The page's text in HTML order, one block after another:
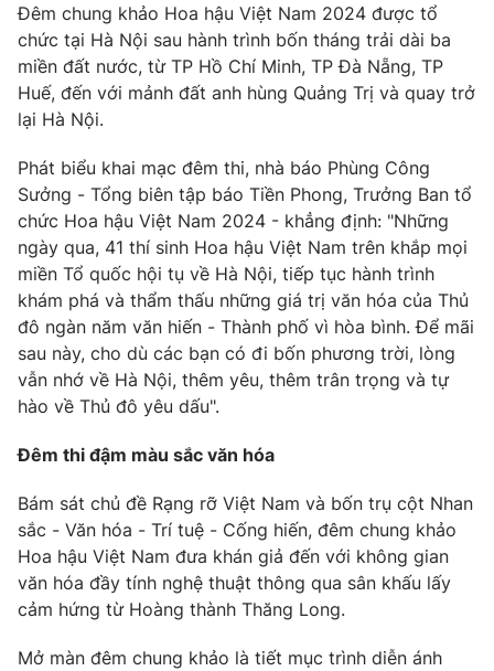
Đêm chung khảo Hoa hậu Việt Nam 2024 được tổ
chức tại Hà Nội sau hành trình bốn tháng trải dài ba
miền đất nước, từ TP Hồ Chí Minh, TP Đà Nẵng, TP
Huế, đến với mảnh đất anh hùng Quảng Trị và quay trở
lại Hà Nội.
Phát biểu khai mạc đêm thi, nhà báo Phùng Công
Sưởng - Tổng biên tập báo Tiền Phong, Trưởng Ban tổ
chức Hoa hậu Việt Nam 2024 - khẳng định: "Những
ngày qua, 41 thí sinh Hoa hậu Việt Nam trên khắp mọi
miền Tổ quốc hội tụ về Hà Nội, tiếp tục hành trình
khám phá và thẩm thấu những giá trị văn hóa của Thủ
đô ngàn năm văn hiến - Thành phố vì hòa bình. Để mãi
sau này, cho dù các bạn có đi bốn phương trời, lòng
vẫn nhớ về Hà Nội, thêm yêu, thêm trân trọng và tự
hào về Thủ đô yêu dấu".
Đêm thi đậm màu sắc văn hóa
Bám sát chủ đề Rạng rỡ Việt Nam và bốn trụ cột Nhan
sắc - Văn hóa - Trí tuệ - Cống hiến, đêm chung khảo
Hoa hậu Việt Nam đưa khán giả đến với không gian
văn hóa đầy tính nghệ thuật thông qua sân khấu lấy
cảm hứng từ Hoàng thành Thăng Long.
Mở màn đêm chung khảo là tiết mục trình diễn ánh